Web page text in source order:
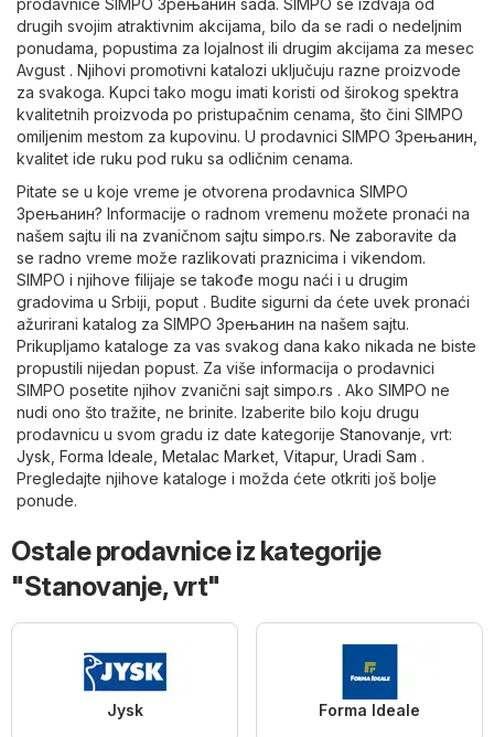
prodavnice SIMPO Зрењанин sada. SIMPO se izdvaja od
drugih svojim atraktivnim akcijama, bilo da se radi o nedeljnim
ponudama, popustima za lojalnost ili drugim akcijama za mesec
Avgust . Njihovi promotivni katalozi uključuju razne proizvode
za svakoga. Kupci tako mogu imati koristi od širokog spektra
kvalitetnih proizvoda po pristupačnim cenama, što čini SIMPO
omiljenim mestom za kupovinu. U prodavnici SIMPO Зрењанин,
kvalitet ide ruku pod ruku sa odličnim cenama.
Pitate se u koje vreme je otvorena prodavnica SIMPO
Зрењанин? Informacije o radnom vremenu možete pronaći na
našem sajtu ili na zvaničnom sajtu simpo.rs. Ne zaboravite da
se radno vreme može razlikovati praznicima i vikendom.
SIMPO i njihove filijaje se takođe mogu naći i u drugim
gradovima u Srbiji, poput . Budite sigurni da ćete uvek pronaći
ažurirani katalog za SIMPO Зрењанин na našem sajtu.
Prikupljamo kataloge za vas svakog dana kako nikada ne biste
propustili nijedan popust. Za više informacija o prodavnici
SIMPO posetite njihov zvanični sajt simpo.rs . Ako SIMPO ne
nudi ono što tražite, ne brinite. Izaberite bilo koju drugu
prodavnicu u svom gradu iz date kategorije Stanovanje, vrt:
Jysk Forma Ideale Metalac Market Vitapur, Uradi Sam .
Pregledajte njihove kataloge i možda ćete otkriti još bolje
ponude.
Ostale prodavnice iz kategorije
"Stanovanje, vrt"
Jysk Forma Ideale